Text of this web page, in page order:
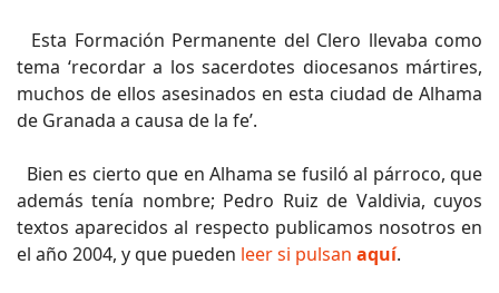
Esta Formación Permanente del Clero llevaba como
tema ‘recordar a los sacerdotes diocesanos mártires,
muchos de ellos asesinados en esta ciudad de Alhama
de Granada a causa de la fe’.
Bien es cierto que en Alhama se fusiló al párroco, que
además tenía nombre; Pedro Ruiz de Valdivia, cuyos
textos aparecidos al respecto publicamos nosotros en
el año 2004, y que pueden leer si pulsan aquí.